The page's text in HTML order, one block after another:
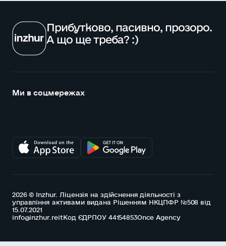
Прибутково, пасивно, прозоро.
А що ще треба? :)
Ми в соцмережах
2026 © Inzhur. Ліцензія на здійснення діяльності з
управління активами видана Рішенням НКЦПФР №508 від
15.07.2021
info@inzhur.reitКод ЄДРПОУ 44154853Once Agency